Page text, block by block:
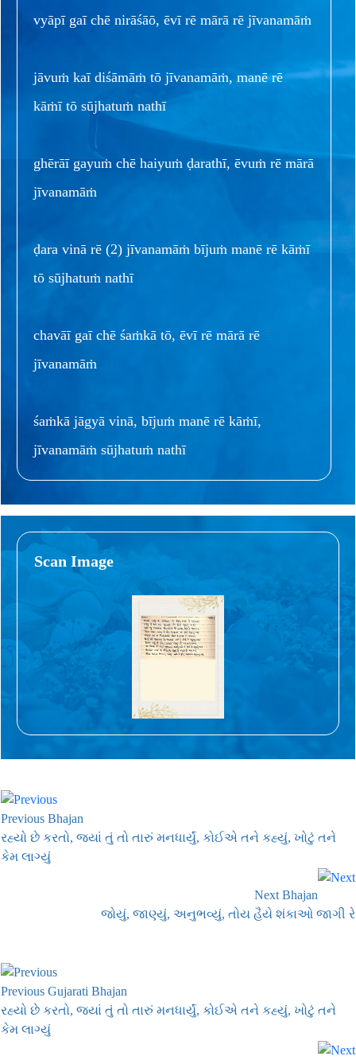
vyāpī gaī chē nirāśāō, ēvī rē mārā rē jīvanamāṁ
jāvuṁ kaī diśāmāṁ tō jīvanamāṁ, manē rē
kāṁī tō sūjhatuṁ nathī
ghērāī gayuṁ chē haiyuṁ ḍarathī, ēvuṁ rē mārā
jīvanamāṁ
ḍara vinā rē (2) jīvanamāṁ bījuṁ manē rē kāṁī
tō sūjhatuṁ nathī
chavāī gaī chē śaṁkā tō, ēvī rē mārā rē
jīvanamāṁ
śaṁkā jāgyā vinā, bījuṁ manē rē kāṁī,
jīvanamāṁ sūjhatuṁ nathī
Scan Image
Previous Bhajan
રહ્યો છે કરતો, જ્યાં તું તો તારું મનધાર્યું, કોઈએ તને કહ્યું, ખોટું તને
કેમ લાગ્યું
Next Bhajan
જોયું, જાણ્યું, અનુભવ્યું, તોય હૈયે શંકાઓ જાગી રે
Previous Gujarati Bhajan
રહ્યો છે કરતો, જ્યાં તું તો તારું મનધાર્યું, કોઈએ તને કહ્યું, ખોટું તને
કેમ લાગ્યું